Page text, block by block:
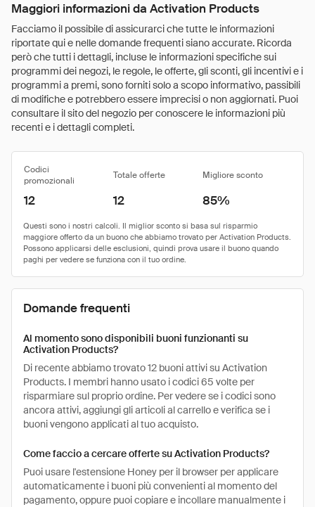
Maggiori informazioni da Activation Products
Facciamo il possibile di assicurarci che tutte le informazioni
riportate qui e nelle domande frequenti siano accurate. Ricorda
però che tutti i dettagli, incluse le informazioni specifiche sui
programmi dei negozi, le regole, le offerte, gli sconti, gli incentivi e i
programmi a premi, sono forniti solo a scopo informativo, passibili
di modifiche e potrebbero essere imprecisi o non aggiornati. Puoi
consultare il sito del negozio per conoscere le informazioni più
recenti e i dettagli completi.
Codici
promozionali
Totale offerte Migliore sconto
12 12 85%
Domande frequenti
Al momento sono disponibili buoni funzionanti su
Activation Products?
Di recente abbiamo trovato 12 buoni attivi su Activation
Products. I membri hanno usato i codici 65 volte per
risparmiare sul proprio ordine. Per vedere se i codici sono
ancora attivi, aggiungi gli articoli al carrello e verifica se i
buoni vengono applicati al tuo acquisto.
Come faccio a cercare offerte su Activation Products?
Puoi usare l'estensione Honey per il browser per applicare
automaticamente i buoni più convenienti al momento del
pagamento, oppure puoi copiare e incollare manualmente i